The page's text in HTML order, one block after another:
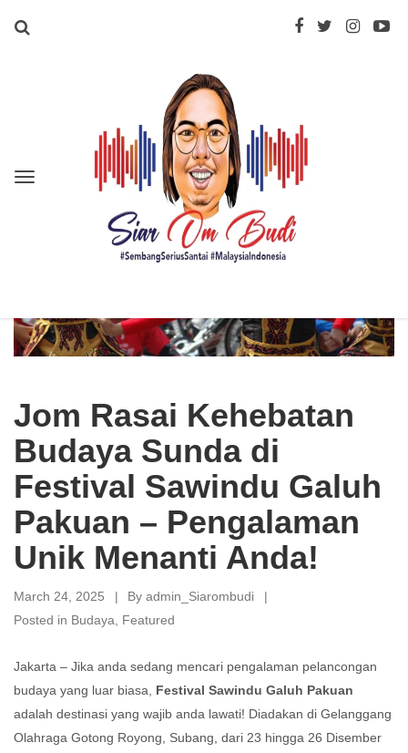
Jom Rasai Kehebatan
Budaya Sunda di
Festival Sawindu Galuh
Pakuan – Pengalaman
Unik Menanti Anda!
March 24, 2025 By admin_Siarombudi
Posted in Budaya, Featured
Jakarta – Jika anda sedang mencari pengalaman pelancongan
budaya yang luar biasa, Festival Sawindu Galuh Pakuan
adalah destinasi yang wajib anda lawati! Diadakan di Gelanggang
Olahraga Gotong Royong, Subang, dari 23 hingga 26 Disember